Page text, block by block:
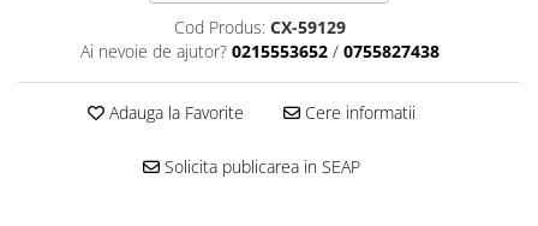
Recipiente si pulverizatoare
■ Accesorii filtre
Cod Produs: CX-59129
Ai nevoie de ajutor? 0215553652 / 0755827438
Adauga la Favorite Cere informatii
Solicita publicarea in SEAP